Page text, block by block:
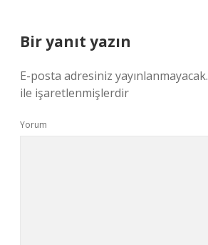
Bir yanıt yazın
E-posta adresiniz yayınlanmayacak.
ile işaretlenmişlerdir
Yorum